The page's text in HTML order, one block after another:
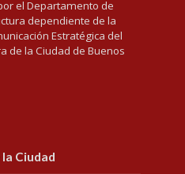
el Departamento de
dependiente de la
Estratégica del
de la Ciudad de Buenos
Ciudad